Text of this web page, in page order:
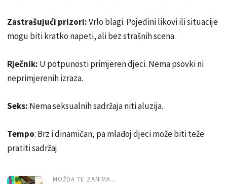
Zastrašujući prizori:Vrlo blagi. Pojedini likovi ili situacije
mogu biti kratko napeti, ali bez strašnih scena.
Rječnik: U potpunosti primjeren djeci. Nema psovki ni
neprimjerenih izraza.
Seks: Nema seksualnih sadržaja niti aluzija.
Tempo: Brz i dinamičan, pa mlađoj djeci može biti teže
pratiti sadržaj.
MOŽDA TE ZANIMA...